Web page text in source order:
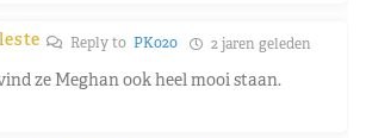
Reply to PK020 2 jaren geleden
ze Meghan ook heel mooi staan.